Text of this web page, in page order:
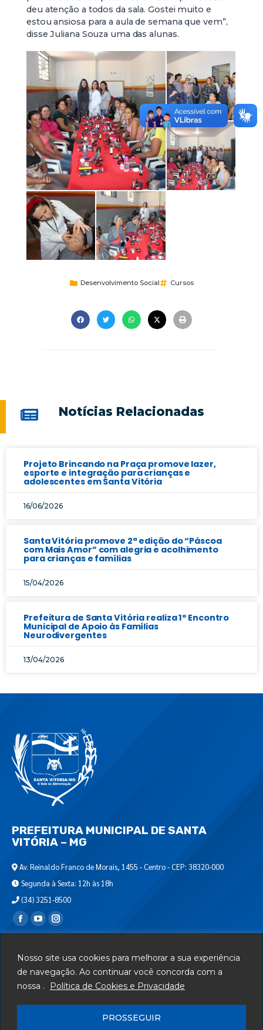
Nosso site usa cookies para melhorar a sua experiência
de navegação. Ao continuar você concorda com a
nossa .
Política de Cookies e Privacidade
PROSSEGUIR
deu atenção a todos da sala. Gostei muito e
estou ansiosa para a aula de semana que vem”,
disse Juliana Souza uma das alunas.
Desenvolvimento Social Cursos
Notícias Relacionadas
Projeto Brincando na Praça promove lazer,
esporte e integração para crianças e
adolescentes em Santa Vitória
16/06/2026
Santa Vitória promove 2ª edição do “Páscoa
com Mais Amor” com alegria e acolhimento
para crianças e famílias
15/04/2026
Prefeitura de Santa Vitória realiza 1º Encontro
Municipal de Apoio às Famílias
Neurodivergentes
13/04/2026
PREFEITURA MUNICIPAL DE SANTA
VITÓRIA – MG
Av. Reinaldo Franco de Morais, 1455 - Centro - CEP: 38320-000
Segunda à Sexta: 12h às 18h
(34) 3251-8500
Encontre-nos em:
Departamento de T.I.
Serviços